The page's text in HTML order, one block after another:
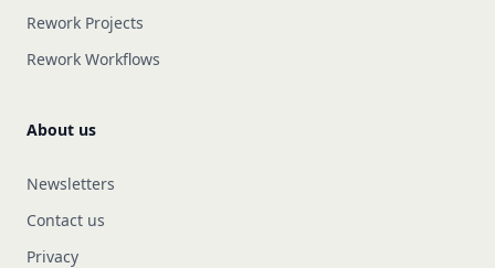
Rework Projects
Rework Workflows
About us
Newsletters
Contact us
Privacy